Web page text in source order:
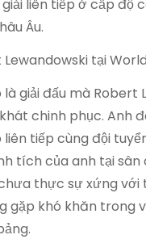
liên tiếp ở cấp độ
Âu.
tại
giải đấu mà Robert
chinh phục. Anh
tiếp cùng đội
tích của anh tại sân
thực sự xứng với
gặp khó khăn trong